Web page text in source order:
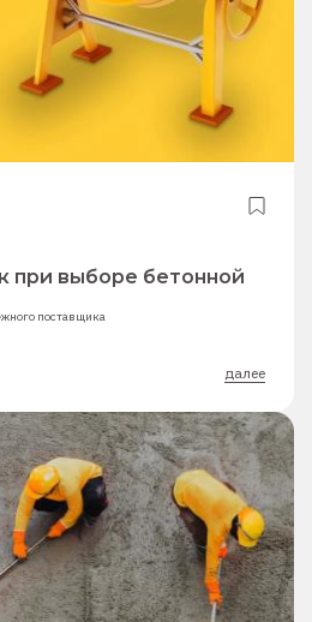
при выборе бетонной
поставщика
далее